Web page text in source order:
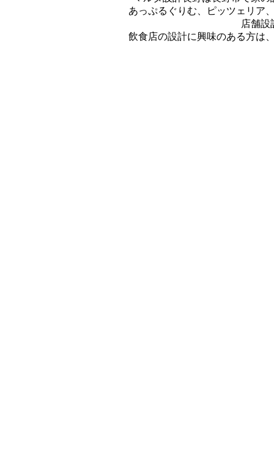
あっぷるぐりむ、ピッツェリア
店舗設
飲食店の設計に興味のある方は